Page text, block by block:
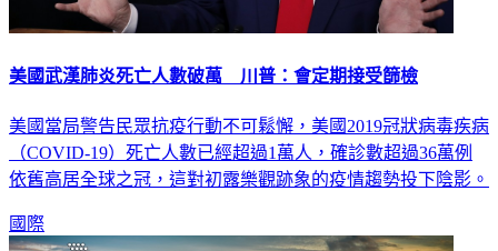
美國武漢肺炎死亡人數破萬 川普：會定期接受篩檢
美國當局警告民眾抗疫行動不可鬆懈，美國2019冠狀病毒疾病
（COVID-19）死亡人數已經超過1萬人，確診數超過36萬例
依舊高居全球之冠，這對初露樂觀跡象的疫情趨勢投下陰影。
國際